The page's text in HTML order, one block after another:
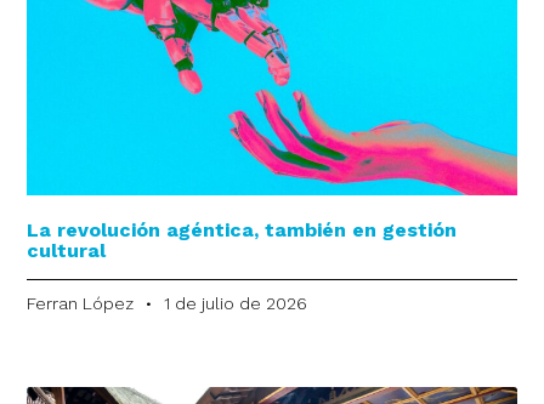
La revolución agéntica, también en gestión
cultural
Ferran López 1 de julio de 2026